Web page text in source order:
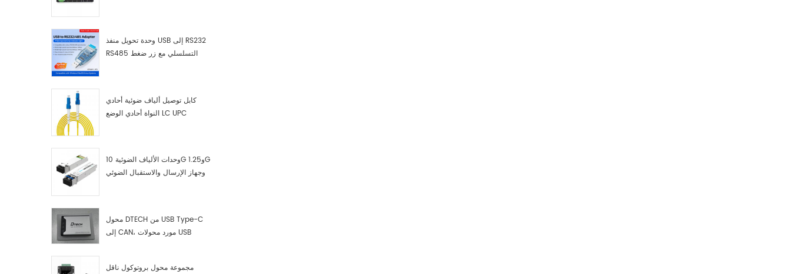
وحدة تحويل منفذ USB إلى RS232
RS485 التسلسلي مع زر ضغط
كابل توصيل ألياف ضوئية أحادي
النواة أحادي الوضع LC UPC
وحدات الألياف الضوئية 10G و1.25G
وجهاز الإرسال والاستقبال الضوئي
محول DTECH من USB Type-C
إلى CAN، مورد محولات USB
مجموعة محول بروتوكول ناقل